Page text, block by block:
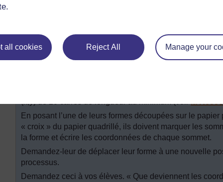
all cookies Reject All Manage your
Vérifiez que les élèves comprennent comment donner
toute la classe. Pour différencier la tâche pour les
la Ressource 4 : Translater
Demandez aux élèves de dessiner et de découper un
feuille de papier quadrillé: insistez sur le fait que chaque
trouver à l’une des « croix » de leur papier quadrillé.
Sur une seconde feuille de papier quadrillé, demandez
En posant l’une de leurs formes découpées sur le
« croix » du papier quadrillé, ils doivent marquer les
la forme et écrire les coordonnées de chaque sommet.
Demandez-leur de déplacer leur forme à une nouvelle
processus.
Demandez ceci à vos élèves. « Que deviennent les